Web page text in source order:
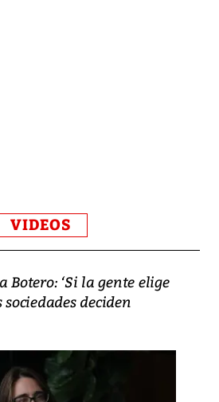
VIDEOS
Botero: ‘Si la gente elige
deciden